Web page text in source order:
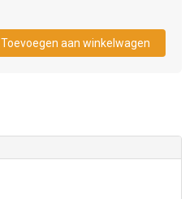
Toevoegen aan winkelwagen